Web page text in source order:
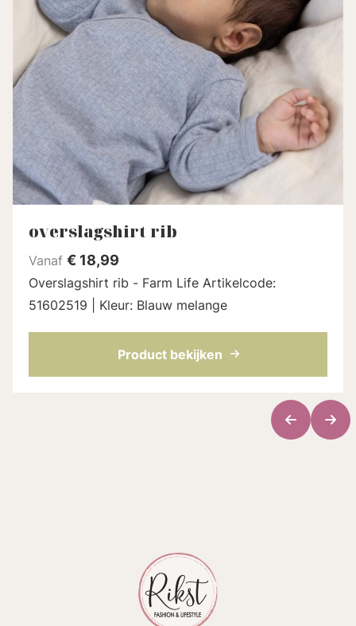
overslagshirt rib
Vanaf € 18,99
Overslagshirt rib - Farm Life Artikelcode:
51602519 | Kleur: Blauw melange
Product bekijken